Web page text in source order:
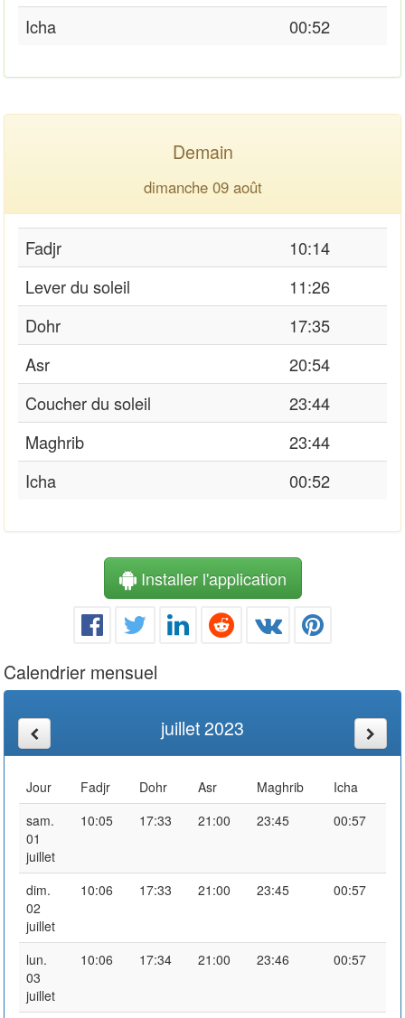
Icha
00:52
Demain
dimanche 09 août
Fadjr
10:14
Lever du soleil
11:26
Dohr
17:35
Asr
20:54
Coucher du soleil
23:44
Maghrib
23:44
Icha
00:52
Installer l'application
Calendrier mensuel
juillet 2023
Jour Fadjr Dohr Asr Maghrib
Icha
sam.
01
juillet
10:05 17:33 21:00 23:45 00:57
dim.
02
juillet
10:06 17:33 21:00 23:45 00:57
lun.
03
juillet
10:06 17:34 21:00 23:46 00:57